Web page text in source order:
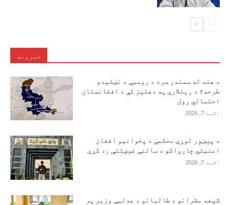
خبرونه
د هند له سمندر سره د روسیې د نښلېدو
طرحه؛ د رېللارې په دهلېز کې د افغانستان
احتمالي رول
اګست 7, 2026
د پېښور لوړې محکمې د پخوانیو افغان
امنیتي چارواکو د ساتنې غوښتنې رد کړې
اګست 7, 2026
شیعه مشرانو د طالبانو د عدلیې وزیر پر